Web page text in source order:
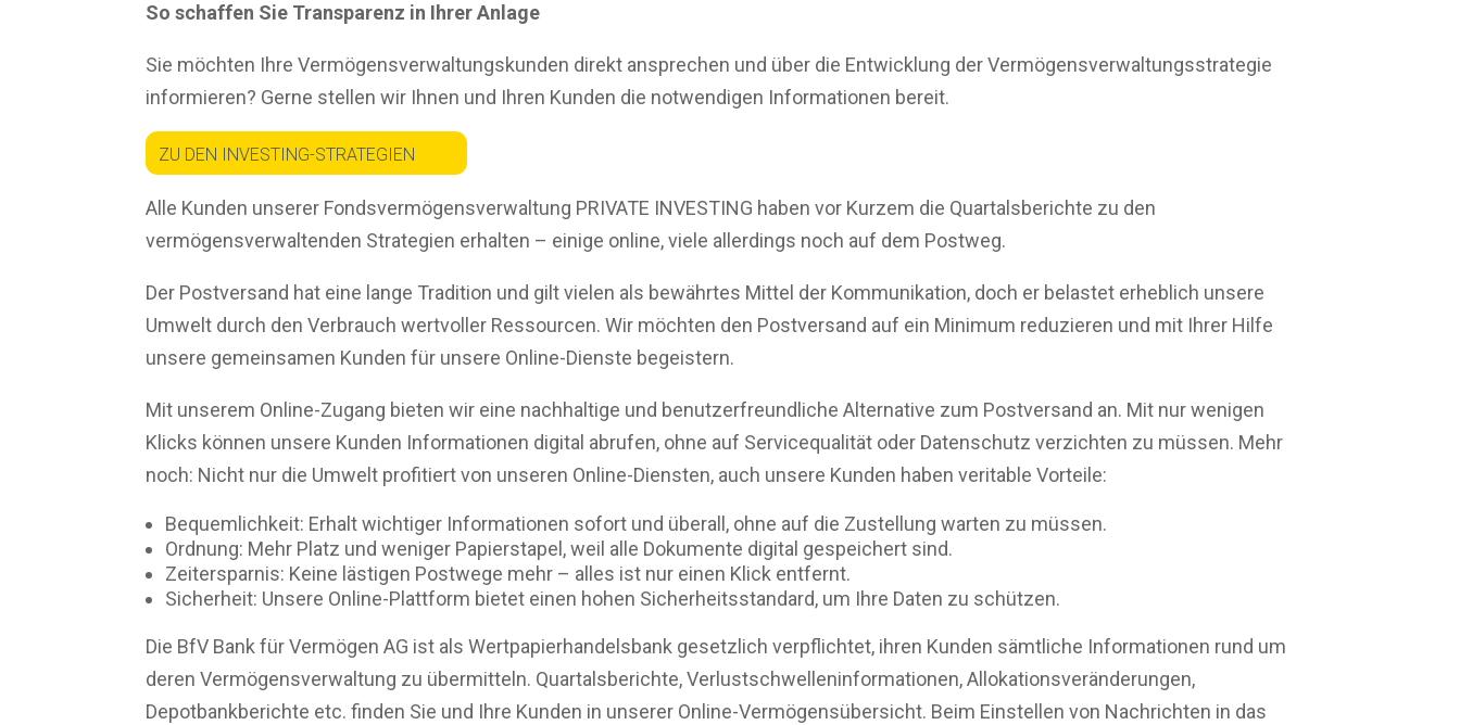
So schaffen Sie Transparenz in Ihrer Anlage
Sie möchten Ihre Vermögensverwaltungskunden direkt ansprechen und über die Entwicklung der Vermögensverwaltungsstrategie
informieren? Gerne stellen wir Ihnen und Ihren Kunden die notwendigen Informationen bereit.
ZU DEN INVESTING-STRATEGIEN
Alle Kunden unserer Fondsvermögensverwaltung PRIVATE INVESTING haben vor Kurzem die Quartalsberichte zu den
vermögensverwaltenden Strategien erhalten – einige online, viele allerdings noch auf dem Postweg.
Der Postversand hat eine lange Tradition und gilt vielen als bewährtes Mittel der Kommunikation, doch er belastet erheblich unsere
Umwelt durch den Verbrauch wertvoller Ressourcen. Wir möchten den Postversand auf ein Minimum reduzieren und mit Ihrer Hilfe
unsere gemeinsamen Kunden für unsere Online-Dienste begeistern.
Mit unserem Online-Zugang bieten wir eine nachhaltige und benutzerfreundliche Alternative zum Postversand an. Mit nur wenigen
Klicks können unsere Kunden Informationen digital abrufen, ohne auf Servicequalität oder Datenschutz verzichten zu müssen. Mehr
noch: Nicht nur die Umwelt profitiert von unseren Online-Diensten, auch unsere Kunden haben veritable Vorteile:
Bequemlichkeit: Erhalt wichtiger Informationen sofort und überall, ohne auf die Zustellung warten zu müssen.
Ordnung: Mehr Platz und weniger Papierstapel, weil alle Dokumente digital gespeichert sind.
Zeitersparnis: Keine lästigen Postwege mehr – alles ist nur einen Klick entfernt.
Sicherheit: Unsere Online-Plattform bietet einen hohen Sicherheitsstandard, um Ihre Daten zu schützen.
Die BfV Bank für Vermögen AG ist als Wertpapierhandelsbank gesetzlich verpflichtet, ihren Kunden sämtliche Informationen rund um
deren Vermögensverwaltung zu übermitteln. Quartalsberichte, Verlustschwelleninformationen, Allokationsveränderungen,
Depotbankberichte etc. finden Sie und Ihre Kunden in unserer Online-Vermögensübersicht. Beim Einstellen von Nachrichten in das